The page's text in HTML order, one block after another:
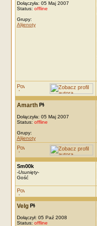
Dołączyła: 05 Maj 2007
Status: offline
Grupy:
Alijenoty
Amarth
Dołączyła: 05 Maj 2007
Status: offline
Grupy:
Alijenoty
Sm00k
-Usunięty-
Gość
Velg
Dołączył: 05 Paź 2008
Status: offline